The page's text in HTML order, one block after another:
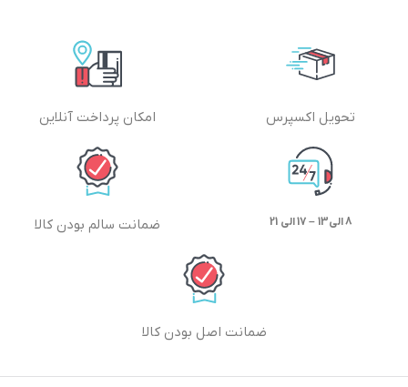
تحویل اکسپرس امکان پرداخت آنلاین
8 الی13 – 17 الی 21 ضمانت سالم بودن کالا
ضمانت اصل بودن کالا